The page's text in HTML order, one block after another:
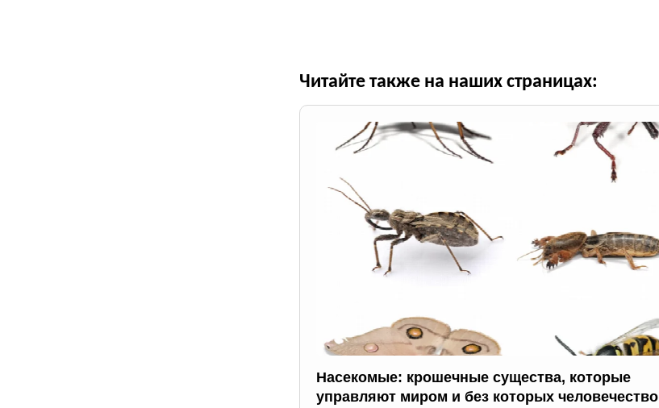
Читайте также на наших страницах:
Насекомые: крошечные существа, которые
управляют миром и без которых человечество